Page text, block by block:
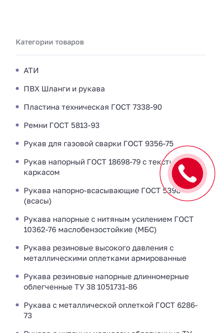
Категории товаров
АТИ
ПВХ Шланги и рукава
Пластина техническая ГОСТ 7338-90
Ремни ГОСТ 5813-93
Рукав для газовой сварки ГОСТ 9356-75
Рукав напорный ГОСТ 18698-79 с текстильным
каркасом
Рукава напорно-всасывающие ГОСТ 5398-76
(всасы)
Рукава напорные с нитяным усилением ГОСТ
10362-76 маслобензостойкие (МБС)
Рукава резиновые высокого давления с
металлическими оплетками армированные
Рукава резиновые напорные длинномерные
облегченные ТУ 38 1051731-86
Рукава с металлической оплеткой ГОСТ 6286-
73